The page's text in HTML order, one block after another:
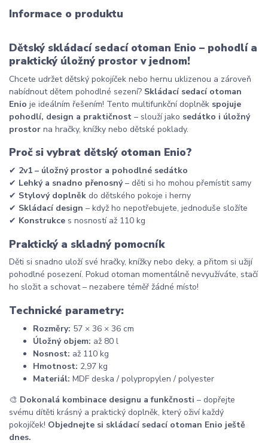
Informace o produktu
Dětský skládací sedací otoman Enio – pohodlí a
praktický úložný prostor v jednom!
Chcete udržet dětský pokojíček nebo hernu uklizenou a zároveň
nabídnout dětem pohodlné sezení? Skládací sedací otoman
Enio je ideálním řešením! Tento multifunkční doplněk spojuje
pohodlí, design a praktičnost – slouží jako sedátko i úložný
prostor na hračky, knížky nebo dětské poklady.
Proč si vybrat dětský otoman Enio?
✔ 2v1 – úložný prostor a pohodlné sedátko
✔ Lehký a snadno přenosný– děti si ho mohou přemístit samy
✔ Stylový doplněk do dětského pokoje i herny
✔ Skládací design – když ho nepotřebujete, jednoduše složíte
✔ Konstrukce s nosností až 110 kg
Praktický a skladný pomocník
Děti si snadno uloží své hračky, knížky nebo deky, a přitom si užijí
pohodlné posezení. Pokud otoman momentálně nevyužíváte, stačí
ho složit a schovat – nezabere téměř žádné místo!
Technické parametry:
Rozměry: 57 × 36 × 36 cm
Úložný objem: až 80 l
Nosnost: až 110 kg
Hmotnost: 2,97 kg
Materiál: MDF deska / polypropylen / polyester
🎨 Dokonalá kombinace designu a funkčnosti – dopřejte
svému dítěti krásný a praktický doplněk, který oživí každý
pokojíček! Objednejte si skládací sedací otoman Enio ještě
dnes.